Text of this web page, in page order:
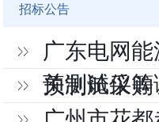
招标公告
广东电网
关测试仪等
预制舱采